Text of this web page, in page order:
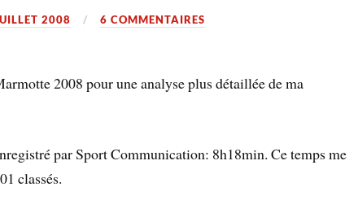
2008 6 COMMENTAIRES
2008 pour une analyse plus détaillée de ma
par Sport Communication: 8h18min. Ce temps me
classés.